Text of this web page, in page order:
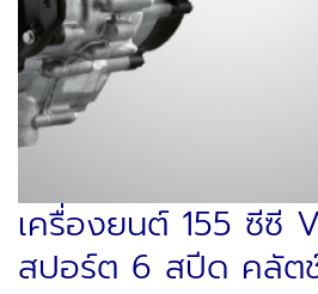
เครื่องยนต์ 155 ซีซี
สปอร์ต 6 สปีด คลัต